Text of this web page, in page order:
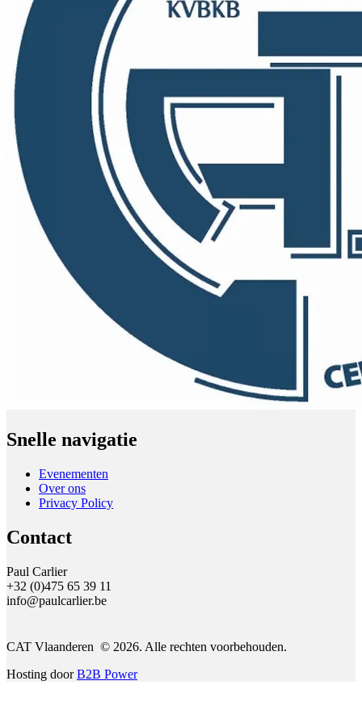
Snelle navigatie
Evenementen
Over ons
Privacy Policy
Contact
Paul Carlier
+32 (0)475 65 39 11
info@paulcarlier.be
CAT Vlaanderen © 2026. Alle rechten voorbehouden.
Hosting doorB2B Power